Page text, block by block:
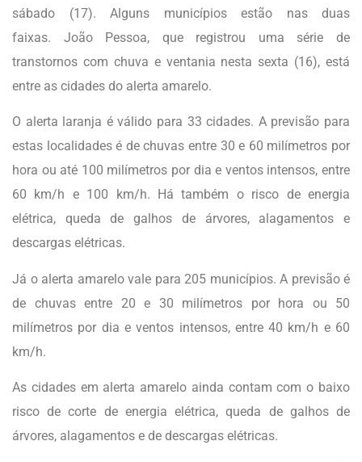
sábado (17). Alguns municípios estão nas duas
faixas. João Pessoa, que registrou uma série de
transtornos com chuva e ventania nesta sexta (16), está
entre as cidades do alerta amarelo.
O alerta laranja é válido para 33 cidades. A previsão para
estas localidades é de chuvas entre 30 e 60 milímetros por
hora ou até 100 milímetros por dia e ventos intensos, entre
60 km/h e 100 km/h. Há também o risco de energia
elétrica, queda de galhos de árvores, alagamentos e
descargas elétricas.
Já o alerta amarelo vale para 205 municípios. A previsão é
de chuvas entre 20 e 30 milímetros por hora ou 50
milímetros por dia e ventos intensos, entre 40 km/h e 60
km/h.
As cidades em alerta amarelo ainda contam com o baixo
risco de corte de energia elétrica, queda de galhos de
árvores, alagamentos e de descargas elétricas.